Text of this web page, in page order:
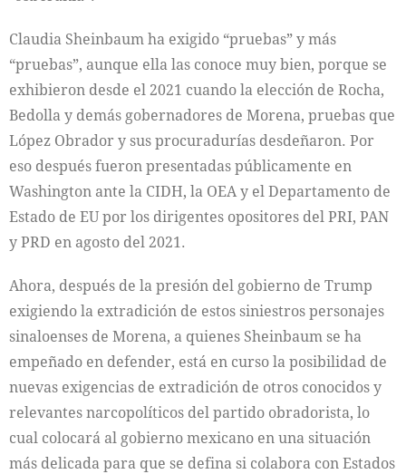
Claudia Sheinbaum ha exigido “pruebas” y más
“pruebas”, aunque ella las conoce muy bien, porque se
exhibieron desde el 2021 cuando la elección de Rocha,
Bedolla y demás gobernadores de Morena, pruebas que
López Obrador y sus procuradurías desdeñaron. Por
eso después fueron presentadas públicamente en
Washington ante la CIDH, la OEA y el Departamento de
Estado de EU por los dirigentes opositores del PRI, PAN
y PRD en agosto del 2021.
Ahora, después de la presión del gobierno de Trump
exigiendo la extradición de estos siniestros personajes
sinaloenses de Morena, a quienes Sheinbaum se ha
empeñado en defender, está en curso la posibilidad de
nuevas exigencias de extradición de otros conocidos y
relevantes narcopolíticos del partido obradorista, lo
cual colocará al gobierno mexicano en una situación
más delicada para que se defina si colabora con Estados